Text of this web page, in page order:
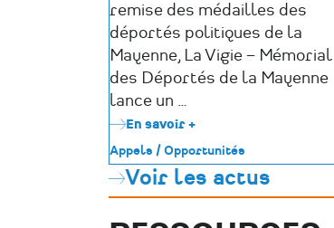
remise des médailles des
déportés politiques de la
Mayenne, La Vigie – Mémorial
des Déportés de la Mayenne
lance un …
En savoir +
à
collecte
Appels / Opportunités
Voir les actus